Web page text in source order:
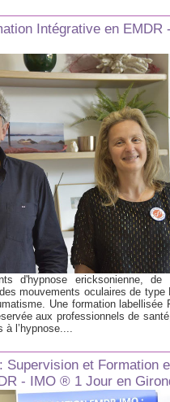
Intégrative en EMDR
d'hypnose ericksonienne, de
mouvements oculaires de type
Une formation labellisée
aux professionnels de
l’hypnose....
Supervision et Formation
- IMO ® 1 Jour en